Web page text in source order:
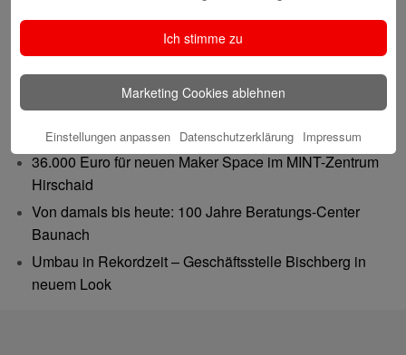
Neueste Beiträge
Gemeinsam 62.500 Euro bewegt: Spenden-
Verdoppelungsaktion war ein voller Erfolg
Wero erleichtert Vieles: Einfach zahlen in der Gruppe
36.000 Euro für neuen Maker Space im MINT-Zentrum
Hirschaid
Von damals bis heute: 100 Jahre Beratungs-Center
Baunach
Umbau in Rekordzeit – Geschäftsstelle Bischberg in
neuem Look
Ich stimme zu
Marketing Cookies ablehnen
Einstellungen anpassen Datenschutzerklärung Impressum